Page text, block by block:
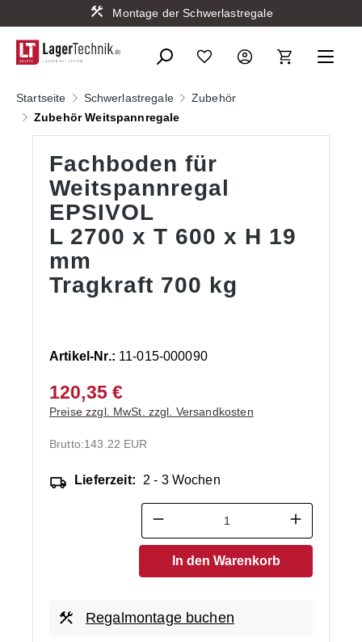
Montage der Schwerlastregale
Startseite Schwerlastregale
Zubehör
Zubehör Weitspannregale
Fachboden für
Weitspannregal
EPSIVOL
L 2700 x T 600 x H 19
mm
Tragkraft 700 kg
Artikel-Nr.: 11-015-000090
120,35 €
Preise zzgl. MwSt. zzgl. Versandkosten
Brutto:143.22 EUR
Lieferzeit: 2 - 3 Wochen
Produkt Anzahl: Gib den
In den Warenkorb
Regalmontage buchen